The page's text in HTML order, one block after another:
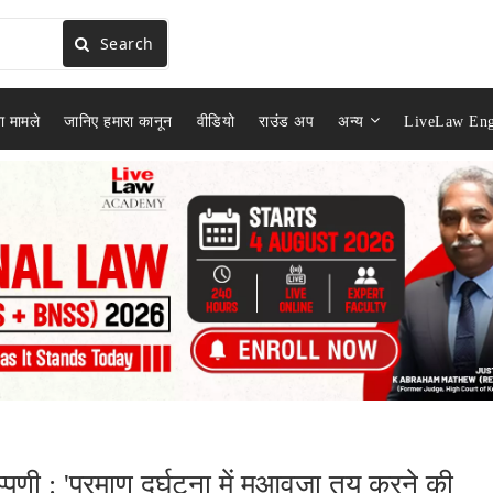
Search
मामले जानिए हमारा कानून वीडियो राउंड अप अन्य LiveLaw
: 'परमाणु दुर्घटना में मुआवजा तय करने की